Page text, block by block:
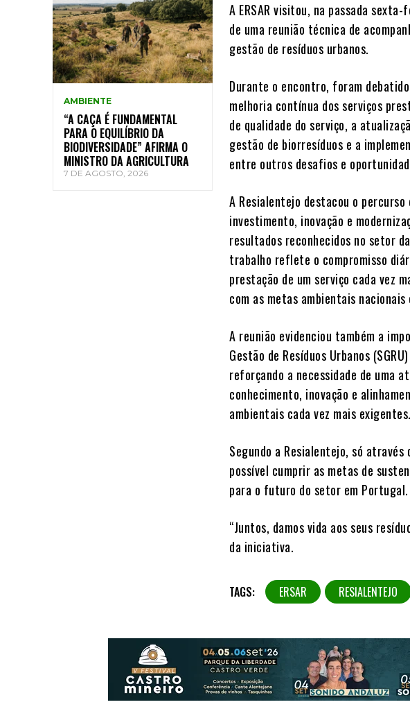
AMBIENTE
“A CAÇA É FUNDAMENTAL
PARA O EQUILÍBRIO DA
BIODIVERSIDADE” AFIRMA O
MINISTRO DA AGRICULTURA
7 DE AGOSTO, 2026
A ERSAR visitou, na passada
de uma reunião técnica de
gestão de resíduos urbanos.
Durante o encontro, foram
melhoria contínua dos serviços
de qualidade do serviço, a
gestão de biorresíduos e a
entre outros desafios e
A Resialentejo destacou o
investimento, inovação e
resultados reconhecidos no setor
trabalho reflete o compromisso
prestação de um serviço cada vez
com as metas ambientais nacionais
A reunião evidenciou também a
Gestão de Resíduos Urbanos
reforçando a necessidade de uma
conhecimento, inovação e
ambientais cada vez mais exigentes.
Segundo a Resialentejo, só
possível cumprir as metas de
para o futuro do setor em Portugal.
“Juntos, damos vida aos seus
da iniciativa.
TAGS: ERSAR RESIALENTEJO